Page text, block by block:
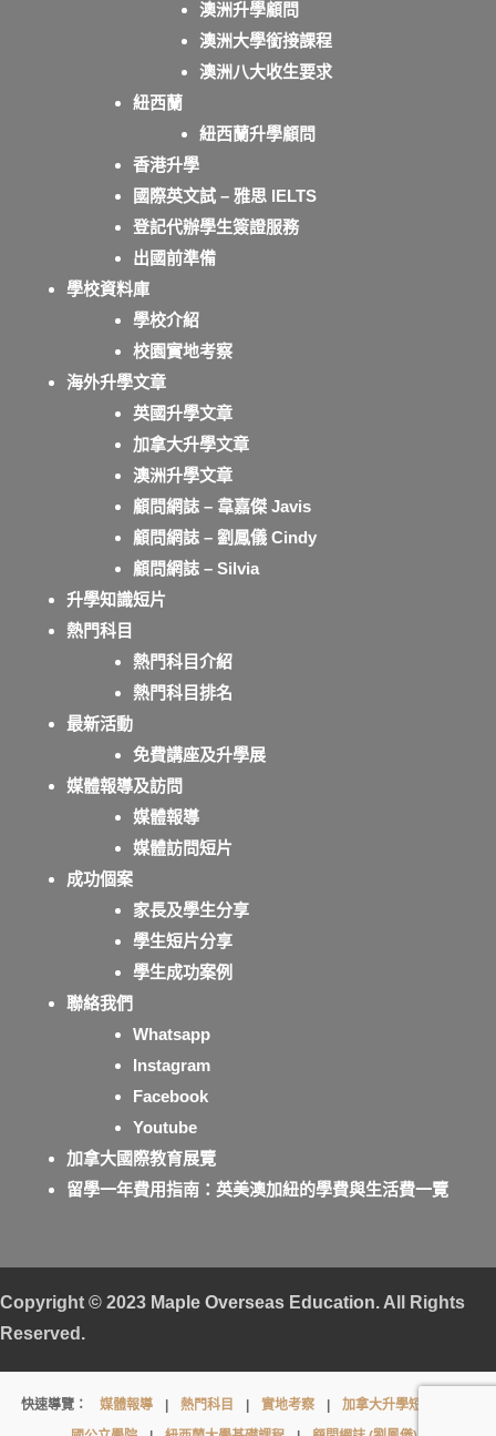
澳洲升學顧問
澳洲大學銜接課程
澳洲八大收生要求
紐西蘭
紐西蘭升學顧問
香港升學
國際英文試 – 雅思 IELTS
登記代辦學生簽證服務
出國前準備
學校資料庫
學校介紹
校園實地考察
海外升學文章
英國升學文章
加拿大升學文章
澳洲升學文章
顧問網誌 – 韋嘉傑 Javis
顧問網誌 – 劉鳳儀 Cindy
顧問網誌 – Silvia
升學知識短片
熱門科目
熱門科目介紹
熱門科目排名
最新活動
免費講座及升學展
媒體報導及訪問
媒體報導
媒體訪問短片
成功個案
家長及學生分享
學生短片分享
學生成功案例
聯絡我們
Whatsapp
Instagram
Facebook
Youtube
加拿大國際教育展覽
留學一年費用指南：英美澳加紐的學費與生活費一覽
Copyright © 2023 Maple Overseas Education. All Rights
Reserved.
【英
快速導覽： 媒體報導 熱門科目 實地考察 加拿大升學短片